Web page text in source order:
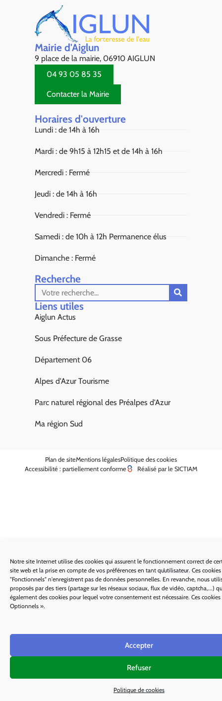
Notre site Internet utilise des cookies qui assurent le fonctionnement correct de
site web et la prise en compte de vos préférences en tant qu’utilisateur. Ces
"Fonctionnels" n'enregistrent pas de données personnelles. En revanche, nous
proposés par des tiers (partage sur les réseaux sociaux, flux de vidéo, captcha,...)
également des cookies pour lequel votre consentement est nécessaire. Ces
Optionnels ».
Accepter
Refuser
Politique de cookies
Mairie d'Aiglun
9 place de la mairie, 06910 AIGLUN
04 93 05 85 35
Contacter la Mairie
Horaires d'ouverture
Lundi : de 14h à 16h
Mardi : de 9h15 à 12h15 et de 14h à 16h
Mercredi : Fermé
Jeudi : de 14h à 16h
Vendredi : Fermé
Samedi : de 10h à 12h Permanence élus
Dimanche : Fermé
Recherche
Liens utiles​
Aiglun Actus
Sous Préfecture de Grasse
Département 06
Alpes d'Azur Tourisme
Parc naturel régional des Préalpes d'Azur
Ma région Sud
Plan de siteMentions légalesPolitique des cookies
Accessibilité : partiellement conforme
Réalisé par le SICTIAM